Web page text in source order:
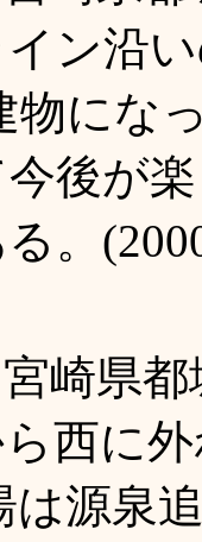
ン沿
物にな
後が
。
崎県
西に
は源泉